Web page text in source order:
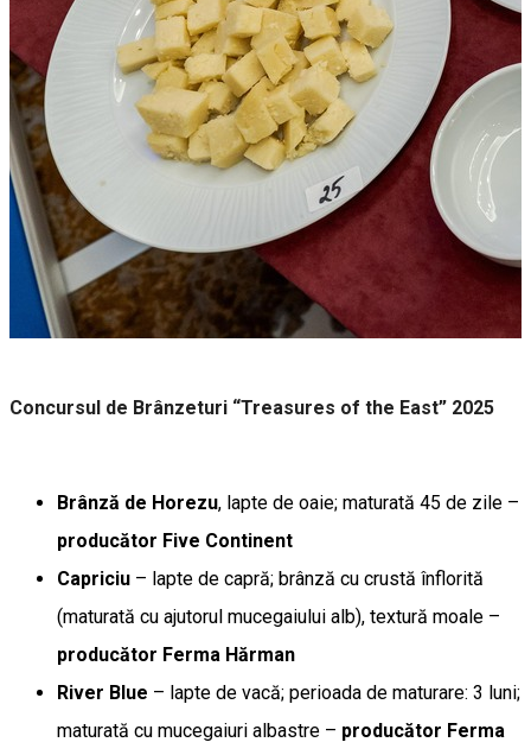
Concursul de Brânzeturi “Treasures of the East” 2025
Brânză de Horezu, lapte de oaie; maturată 45 de zile –
producător Five Continent
Capriciu – lapte de capră; brânză cu crustă înflorită
(maturată cu ajutorul mucegaiului alb), textură moale –
producător Ferma Hărman
River Blue – lapte de vacă; perioada de maturare: 3 luni;
maturată cu mucegaiuri albastre – producător Ferma